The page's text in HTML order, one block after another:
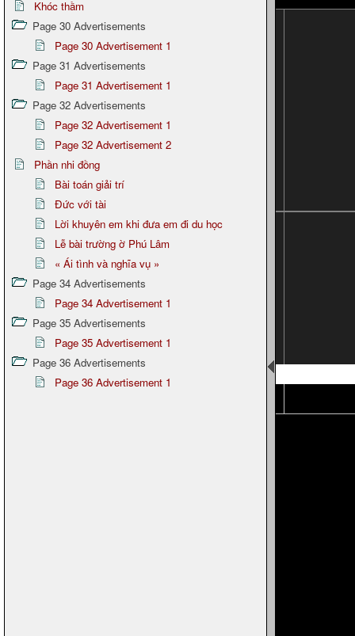
Khóc thầm
Page 30 Advertisements
Page 30 Advertisement 1
Page 31 Advertisements
Page 31 Advertisement 1
Page 32 Advertisements
Page 32 Advertisement 1
Page 32 Advertisement 2
Phần nhi đồng
Bài toán giải trí
Đức với tài
Lời khuyên em khi đưa em đi du học
Lễ bài trường ờ Phú Lâm
« Ái tình và nghĩa vụ »
Page 34 Advertisements
Page 34 Advertisement 1
Page 35 Advertisements
Page 35 Advertisement 1
Page 36 Advertisements
Page 36 Advertisement 1